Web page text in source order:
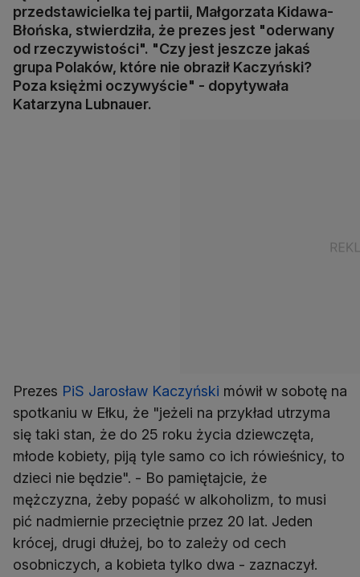
przedstawicielka tej partii, Małgorzata Kidawa-
Błońska, stwierdziła, że prezes jest "oderwany
od rzeczywistości". "Czy jest jeszcze jakaś
grupa Polaków, które nie obraził Kaczyński?
Poza księżmi oczywyście" - dopytywała
Katarzyna Lubnauer.
Prezes PiS Jarosław Kaczyński mówił w sobotę na
spotkaniu w Ełku, że "jeżeli na przykład utrzyma
się taki stan, że do 25 roku życia dziewczęta,
młode kobiety, piją tyle samo co ich rówieśnicy, to
dzieci nie będzie". - Bo pamiętajcie, że
mężczyzna, żeby popaść w alkoholizm, to musi
pić nadmiernie przeciętnie przez 20 lat. Jeden
krócej, drugi dłużej, bo to zależy od cech
osobniczych, a kobieta tylko dwa - zaznaczył.